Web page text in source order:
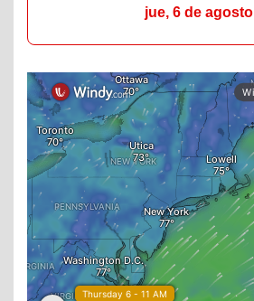
jue, 6 de agosto